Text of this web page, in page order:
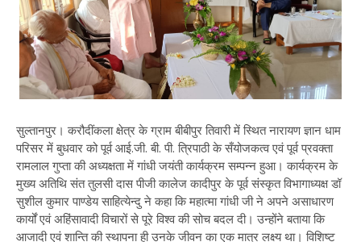
सुल्तानपुर। करौदींकला क्षेत्र के ग्राम बीबीपुर तिवारी में स्थित नारायण ज्ञान धाम
परिसर में बुधवार को पूर्व आई.जी. बी. पी. त्रिपाठी के सँयोजकत्व एवं पूर्व प्रवक्ता
रामलाल गुप्ता की अध्यक्षता में गांधी जयंती कार्यक्रम सम्पन्न हुआ। कार्यक्रम के
मुख्य अतिथि संत तुलसी दास पीजी कालेज कादीपुर के पूर्व संस्कृत विभागाध्यक्ष डॉ
सुशील कुमार पाण्डेय साहित्येन्दु ने कहा कि महात्मा गांधी जी ने अपने असाधारण
कार्यों एवं अहिंसावादी विचारों से पूरे विश्व की सोच बदल दी। उन्होंने बताया कि
आजादी एवं शान्ति की स्थापना ही उनके जीवन का एक मात्र लक्ष्य था। विशिष्ट